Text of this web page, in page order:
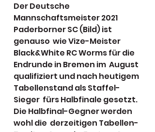
Der Deutsche
Mannschaftsmeister 2021
Paderborner SC (Bild) ist
genauso  wie Vize-Meister
Black&White RC Worms für die
Endrunde in Bremen im  August
qualifiziert und nach heutigem
Tabellenstand als Staffel-
Sieger  fürs Halbfinale gesetzt.
Die Halbfinal-Gegner werden
wohl die  derzeitigen Tabellen-